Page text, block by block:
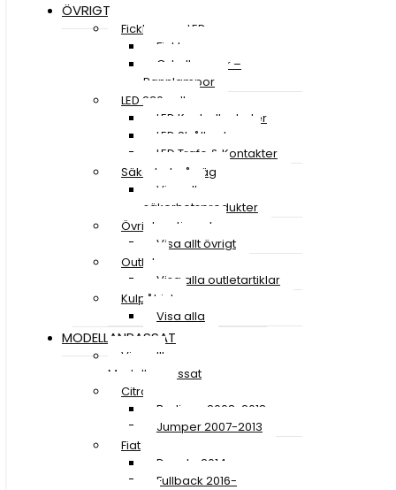
ÖVRIGT
Ficklampor LED
Ficklampor
Cykellampor –
Pannlampor
LED 230 volt
LED Kontrollenheter
LED Strålkastare
LED Trafo & Kontakter
Säkerhet på väg
Visa alla
säkerhetsprodukter
Övrigt sortiment
Visa allt övrigt
Outlet
Visa alla outletartiklar
Kulpåhjul
Visa alla
MODELLANPASSAT
Visa allt
Modellanpassat
Citroen
Berlingo 2008-2018
Jumper 2007-2013
Fiat
Ducato 2014-
Fullback 2016-